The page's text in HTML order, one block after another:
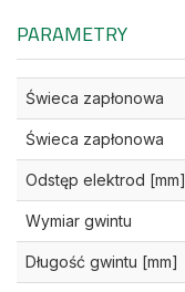
PARAMETRY
Świeca zapłonowa
Świeca zapłonowa
Odstęp elektrod [mm]
Wymiar gwintu
Długość gwintu [mm]